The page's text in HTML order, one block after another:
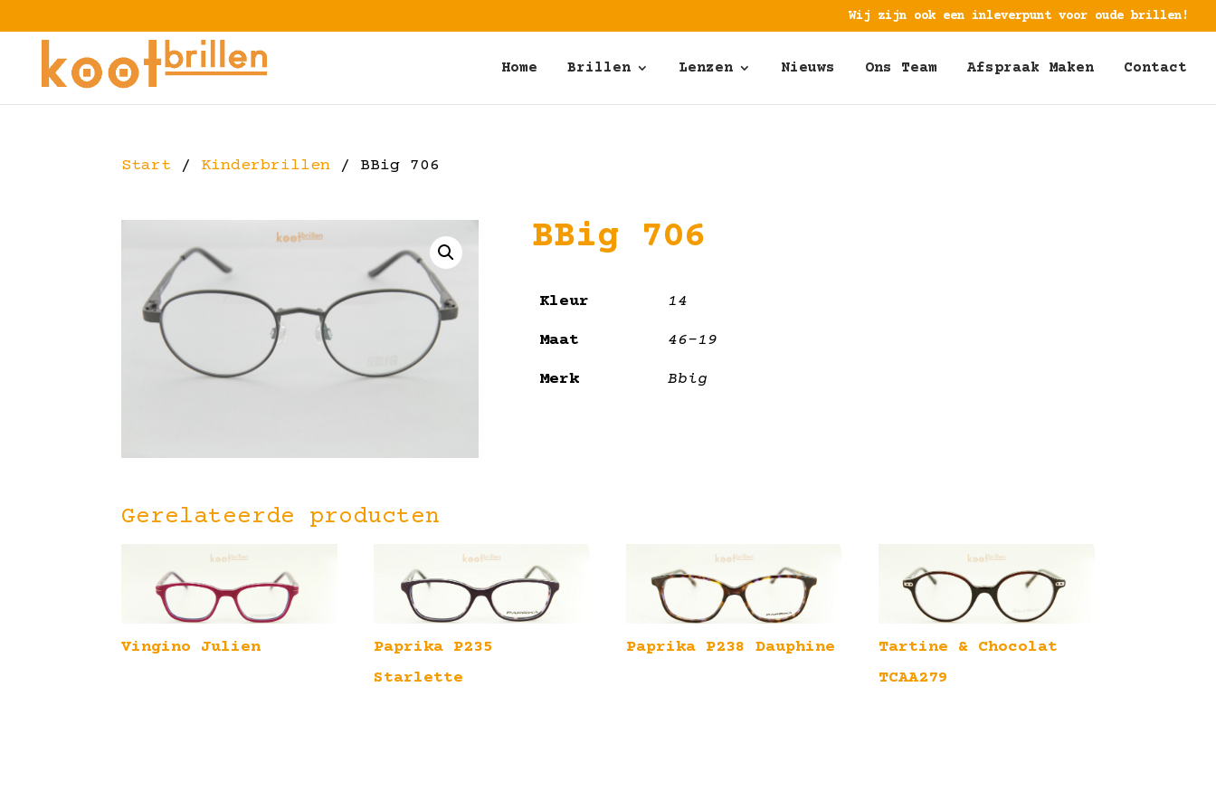
Wij zijn ook een inleverpunt voor oude brillen!
Home Brillen Lenzen Nieuws Ons Team Afspraak Maken Contact
Start / Kinderbrillen / BBig 706
BBig 706
Kleur 14
Maat 46-19
Merk Bbig
Gerelateerde producten
Vingino Julien
Paprika P235
Starlette
Paprika P238 Dauphine
Tartine & Chocolat
TCAA279